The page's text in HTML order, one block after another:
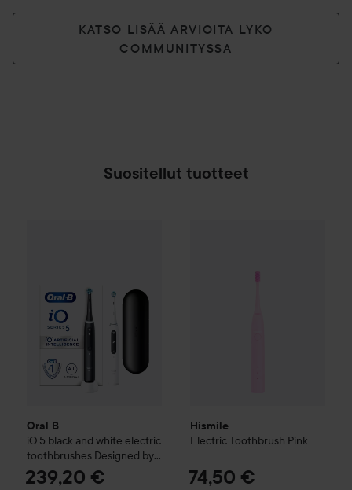
KATSO LISÄÄ ARVIOITA LYKO
COMMUNITYSSA
Suositellut tuotteet
Oral B
iO 5 black and white electric
toothbrushes Designed by
Braun
239,20 €
Hismile
Electric Toothbrush Pink
74,50 €